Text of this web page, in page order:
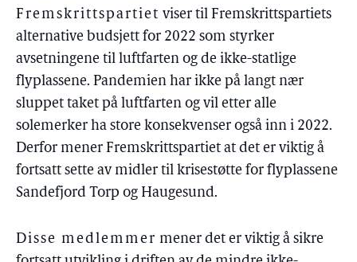
Fremskrittspartiet viser til Fremskrittspartiets
alternative budsjett for 2022 som styrker
avsetningene til luftfarten og de ikke-statlige
flyplassene. Pandemien har ikke på langt nær
sluppet taket på luftfarten og vil etter alle
solemerker ha store konsekvenser også inn i 2022.
Derfor mener Fremskrittspartiet at det er viktig å
fortsatt sette av midler til krisestøtte for flyplassene
Sandefjord Torp og Haugesund.
Disse medlemmer mener det er viktig å sikre